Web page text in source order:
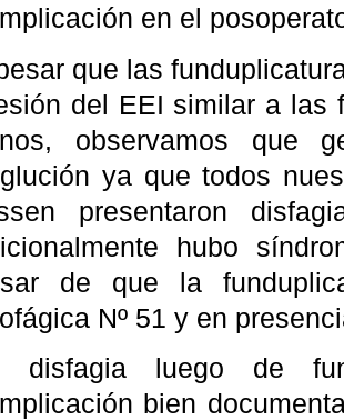
en el
que las
del EEI similar a las
observamos que
ya que todos
presentaron
hubo
de que la
Nº 51 y en
disfagia luego de
bien